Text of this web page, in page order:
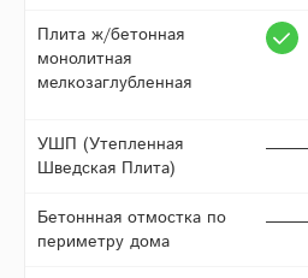
Плита ж/бетонная
монолитная
мелкозаглубленная
УШП (Утепленная
Шведская Плита)
Бетоннная отмостка по
периметру дома